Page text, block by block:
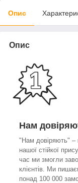
Опис
Опис
Нам
"Нам довіряють" –
нашої стійкої
час ми змогли
клієнтів. Ми
понад 100 000